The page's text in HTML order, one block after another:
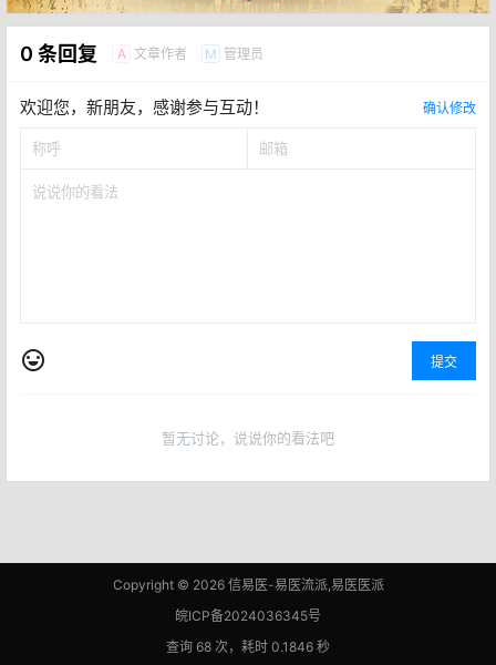
0 条回复 A 文章作者 M 管理员
欢迎您，新朋友，感谢参与互动！ 确认修改
提交
暂无讨论，说说你的看法吧
Copyright © 2026信易医-易医流派,易医医派
皖ICP备2024036345号
查询 68 次，耗时 0.1846 秒